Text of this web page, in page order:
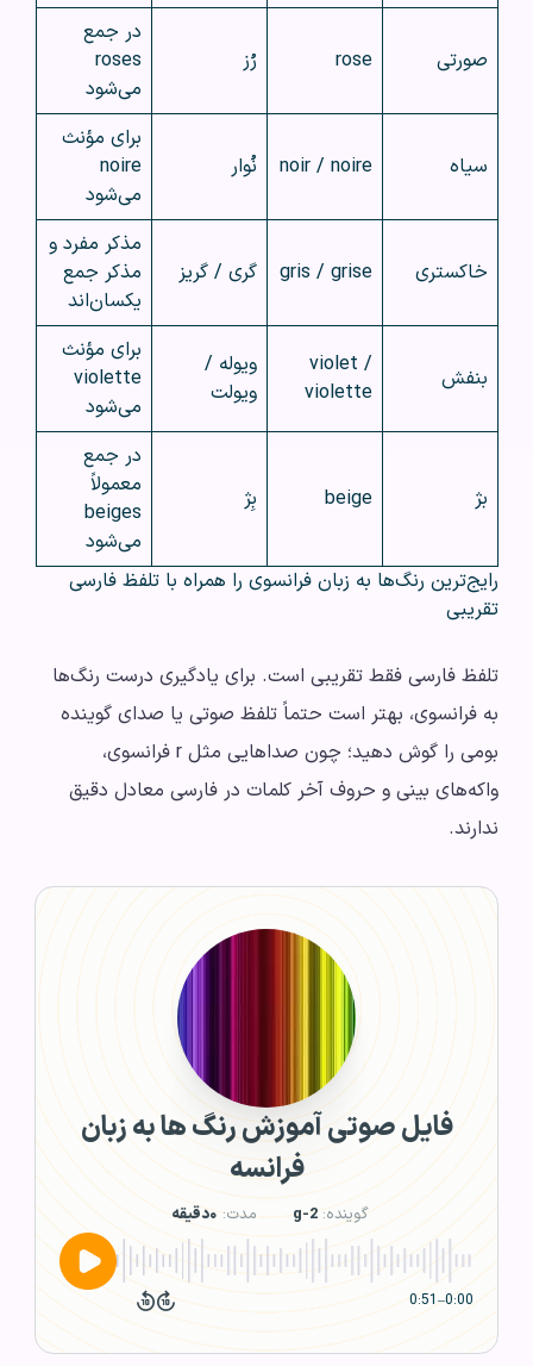
صورتی rose رُز
در جمع
roses
می‌شود
سیاه noir / noire نُوار
برای مؤنث
noire
می‌شود
خاکستری gris / grise گری / گریز
مذکر مفرد و
مذکر جمع
یکسان‌اند
بنفش
violet /
violette
ویوله /
ویولت
برای مؤنث
violette
می‌شود
بژ beige بِژ
در جمع
معمولاً
beiges
می‌شود
رایج‌ترین رنگ‌ها به زبان فرانسوی را همراه با تلفظ فارسی
تقریبی
تلفظ فارسی فقط تقریبی است. برای یادگیری درست رنگ‌ها
به فرانسوی، بهتر است حتماً تلفظ صوتی یا صدای گوینده
بومی را گوش دهید؛ چون صداهایی مثل r فرانسوی،
واکه‌های بینی و حروف آخر کلمات در فارسی معادل دقیق
ندارند.
فایل صوتی آموزش رنگ ها به زبان
فرانسه
گوینده:g-2 مدت: ۰دقیقه
0:00
–
0:51